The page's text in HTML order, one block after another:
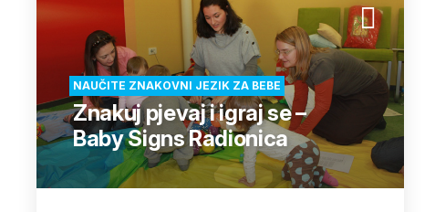
NAUČITE ZNAKOVNI JEZIK ZA BEBE
Znakuj pjevaj i igraj se –
Baby Signs Radionica